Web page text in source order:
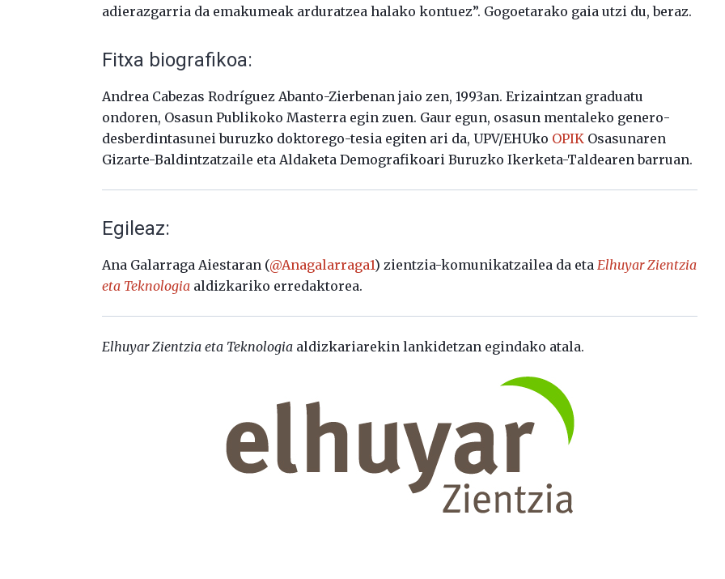
adierazgarria da emakumeak arduratzea halako kontuez”. Gogoetarako gaia utzi du, beraz.
Fitxa biografikoa:
Andrea Cabezas Rodríguez Abanto-Zierbenan jaio zen, 1993an. Erizaintzan graduatu
ondoren, Osasun Publikoko Masterra egin zuen. Gaur egun, osasun mentaleko genero-
desberdintasunei buruzko doktorego-tesia egiten ari da, UPV/EHUko OPIK Osasunaren
Gizarte-Baldintzatzaile eta Aldaketa Demografikoari Buruzko Ikerketa-Taldearen barruan.
Egileaz:
Ana Galarraga Aiestaran (@Anagalarraga1) zientzia-komunikatzailea da etaElhuyar Zientzia
eta Teknologia aldizkariko erredaktorea.
Elhuyar Zientzia eta Teknologia aldizkariarekin lankidetzan egindako atala.